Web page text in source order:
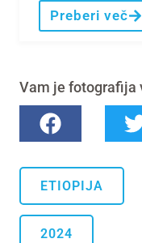
Preberi več
Vam je fotografija
ETIOPIJA
2024